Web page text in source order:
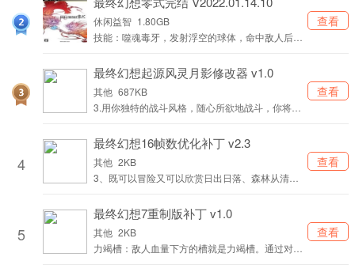
休闲益智 1.80GB
技能：噬魂毒牙，发射浮空的球体，命中敌人后造
查看
最终幻想起源风灵月影修改器 v1.0
其他 687KB
3.用你独特的战斗风格，随心所欲地战斗，你将主
查看
4
最终幻想16帧数优化补丁 v2.3
其他 2KB
3、既可以冒险又可以欣赏日出日落、森林从清晨
接触。
查看
5
最终幻想7重制版补丁 v1.0
其他 2KB
力竭槽：敌人血量下方的槽就是力竭槽。通过对敌
查看